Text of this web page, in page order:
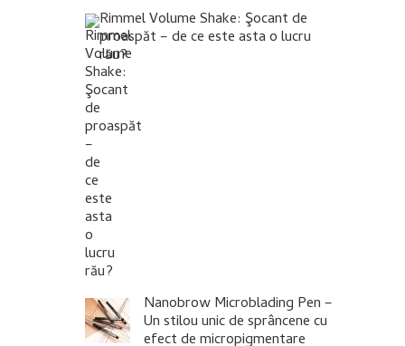
Rimmel Volume Shake: Şocant de
proaspăt – de ce este asta o lucru
rău?
Nanobrow Microblading Pen –
Un stilou unic de sprâncene cu
efect de micropigmentare